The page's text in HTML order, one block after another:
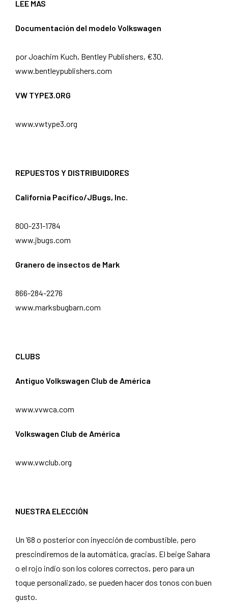
LEE MAS
Documentación del modelo Volkswagen
por Joachim Kuch, Bentley Publishers, €30.
www.bentleypublishers.com
VW TYPE3.ORG
www.vwtype3.org
REPUESTOS Y DISTRIBUIDORES
California Pacífico/JBugs, Inc.
800-231-1784
www.jbugs.com
Granero de insectos de Mark
866-284-2276
www.marksbugbarn.com
CLUBS
Antiguo Volkswagen Club de América
www.vvwca.com
Volkswagen Club de América
www.vwclub.org
NUESTRA ELECCIÓN
Un ’68 o posterior con inyección de combustible, pero
prescindiremos de la automática, gracias. El beige Sahara
o el rojo indio son los colores correctos, pero para un
toque personalizado, se pueden hacer dos tonos con buen
gusto.